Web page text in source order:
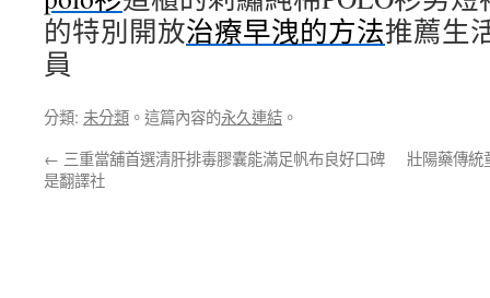
的特別開放治療早洩的方法推薦生
員
分類: 未分類 。這篇內容的永久連結 。
← 三重當舖首選清肝排毒膠囊能滿足帆布良好口碑
是翻譯社
壯陽藥傳統